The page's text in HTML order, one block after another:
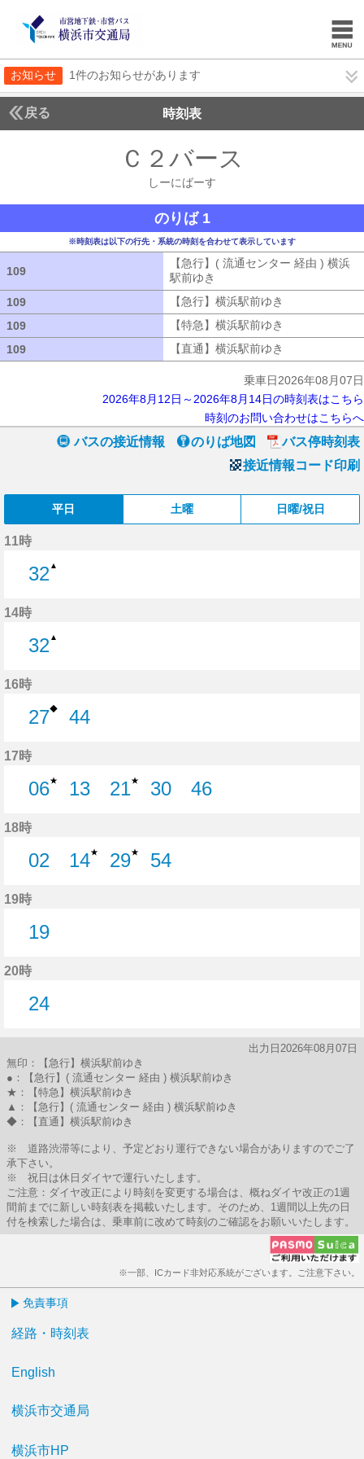
お知らせ 1件のお知らせがあります
戻る 時刻表
Ｃ２バース
しーにばーす
のりば 1
※時刻表は以下の行先・系統の時刻を合わせて表示しています
109
【急行】( 流通センター 経由 ) 横浜
駅前ゆき
109
【急行】横浜駅前ゆき
109
【特急】横浜駅前ゆき
109
【直通】横浜駅前ゆき
乗車日2026年08月07日
2026年8月12日～2026年8月14日の時刻表はこちら
時刻のお問い合わせはこちらへ
バスの接近情報 のりば地図
バス停時刻表
接近情報コード印刷
平日 土曜 日曜/祝日
11時
32▲
14時
32▲
16時
27◆
44
17時
06★
13
21★
30
46
18時
02
14★
29★
54
19時
19
20時
24
出力日2026年08月07日
無印：【急行】横浜駅前ゆき
●：【急行】( 流通センター 経由 ) 横浜駅前ゆき
★：【特急】横浜駅前ゆき
▲：【急行】( 流通センター 経由 ) 横浜駅前ゆき
◆：【直通】横浜駅前ゆき
※ 道路渋滞等により、予定どおり運行できない場合がありますのでご了
承下さい。
※ 祝日は休日ダイヤで運行いたします。
ご注意：ダイヤ改正により時刻を変更する場合は、概ねダイヤ改正の1週
間前までに新しい時刻表を掲載いたします。そのため、1週間以上先の日
付を検索した場合は、乗車前に改めて時刻のご確認をお願いいたします。
※一部、ICカード非対応系統がございます。ご注意下さい。
免責事項
経路・時刻表
English
横浜市交通局
横浜市HP